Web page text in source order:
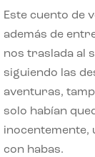
Este cuento de
además de
nos traslada al
siguiendo las
aventuras,
solo habían
inocentemente,
con habas.